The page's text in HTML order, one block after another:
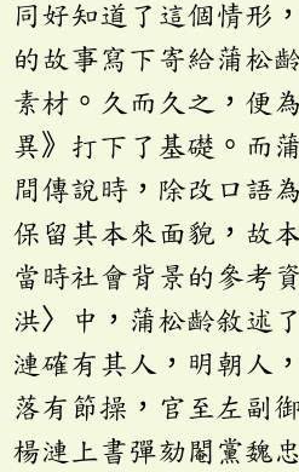
同好知道了這個情形
的故事寫下寄給蒲松
素材。久而久之，便
異》打下了基礎。而
間傳說時，除改口語
保留其本來面貌，故
當時社會背景的參考
洪〉中，蒲松齡敘述
漣確有其人，明朝人
落有節操，官至左副
楊漣上書彈劾閹黨魏